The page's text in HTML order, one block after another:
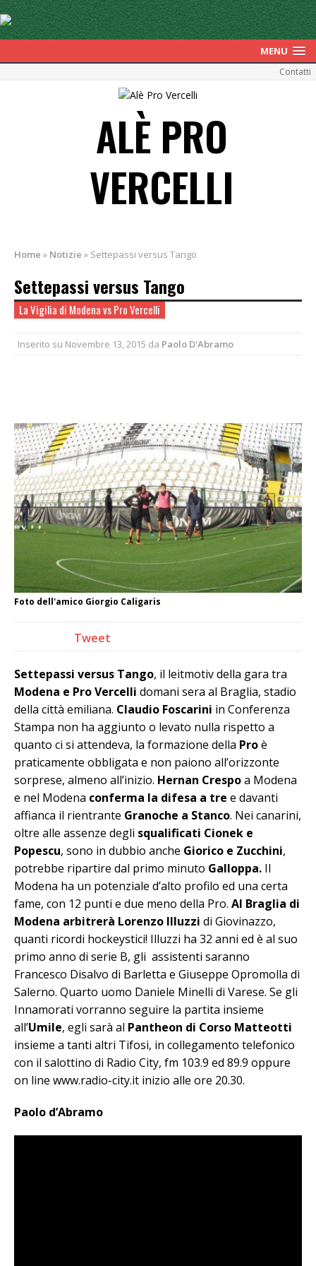
MENU
Contatti
ALÈ PRO
VERCELLI
Home » Notizie » Settepassi versus Tango
Settepassi versus Tango
La Vigilia di Modena vs Pro Vercelli
Inserito su Novembre 13, 2015 da Paolo D'Abramo
Foto dell'amico Giorgio Caligaris
Tweet
Settepassi versus Tango, il leitmotiv della gara tra
Modena e Pro Vercelli domani sera al Braglia, stadio
della città emiliana. Claudio Foscarini in Conferenza
Stampa non ha aggiunto o levato nulla rispetto a
quanto ci si attendeva, la formazione della Proè
praticamente obbligata e non paiono all’orizzonte
sorprese, almeno all’inizio. Hernan Crespoa Modena
e nel Modena conferma la difesa a tre e davanti
affianca il rientrante Granoche a Stanco. Nei canarini,
oltre alle assenze degli squalificati Cionek e
Popescu, sono in dubbio anche Giorico e Zucchini,
potrebbe ripartire dal primo minuto Galloppa. Il
Modena ha un potenziale d’alto profilo ed una certa
fame, con 12 punti e due meno della Pro. Al Braglia di
Modena arbitrerà Lorenzo Illuzzi di Giovinazzo,
quanti ricordi hockeystici! Illuzzi ha 32 anni ed è al suo
primo anno di serie B, gli assistenti saranno
Francesco Disalvo di Barletta e Giuseppe Opromolla di
Salerno. Quarto uomo Daniele Minelli di Varese. Se gli
Innamorati vorranno seguire la partita insieme
all’Umile, egli sarà al Pantheon di Corso Matteotti
insieme a tanti altri Tifosi, in collegamento telefonico
con il salottino di Radio City, fm 103.9 ed 89.9 oppure
on line www.radio-city.it inizio alle ore 20.30.
Paolo d’Abramo